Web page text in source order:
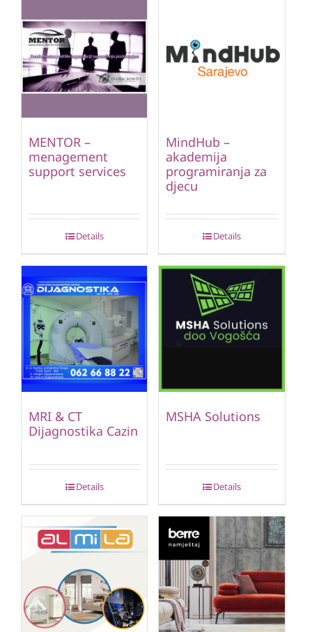
MENTOR –
menagement
support services
Details
MindHub –
akademija
programiranja za
djecu
Details
MRI & CT
Dijagnostika Cazin
Details
MSHA Solutions
Details